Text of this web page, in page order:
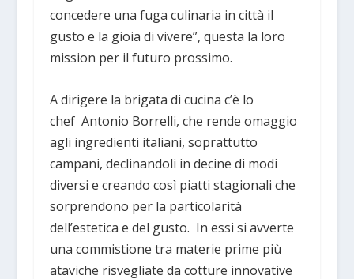
concedere una fuga culinaria in città il
gusto e la gioia di vivere”, questa la loro
mission per il futuro prossimo.
A dirigere la brigata di cucina c’è lo
chef Antonio Borrelli, che rende omaggio
agli ingredienti italiani, soprattutto
campani, declinandoli in decine di modi
diversi e creando così piatti stagionali che
sorprendono per la particolarità
dell’estetica e del gusto. In essi si avverte
una commistione tra materie prime più
ataviche risvegliate da cotture innovative